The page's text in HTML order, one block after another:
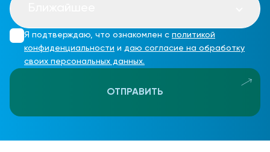
Я подтверждаю, что ознакомлен с политикой
конфиденциальности и даю согласие на обработку
своих персональных данных.
ОТПРАВИТЬ